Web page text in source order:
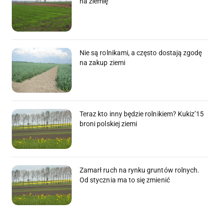
Nie są rolnikami, a często dostają zgodę
na zakup ziemi
Teraz kto inny będzie rolnikiem? Kukiz’15
broni polskiej ziemi
Zamarł ruch na rynku gruntów rolnych.
Od stycznia ma to się zmienić